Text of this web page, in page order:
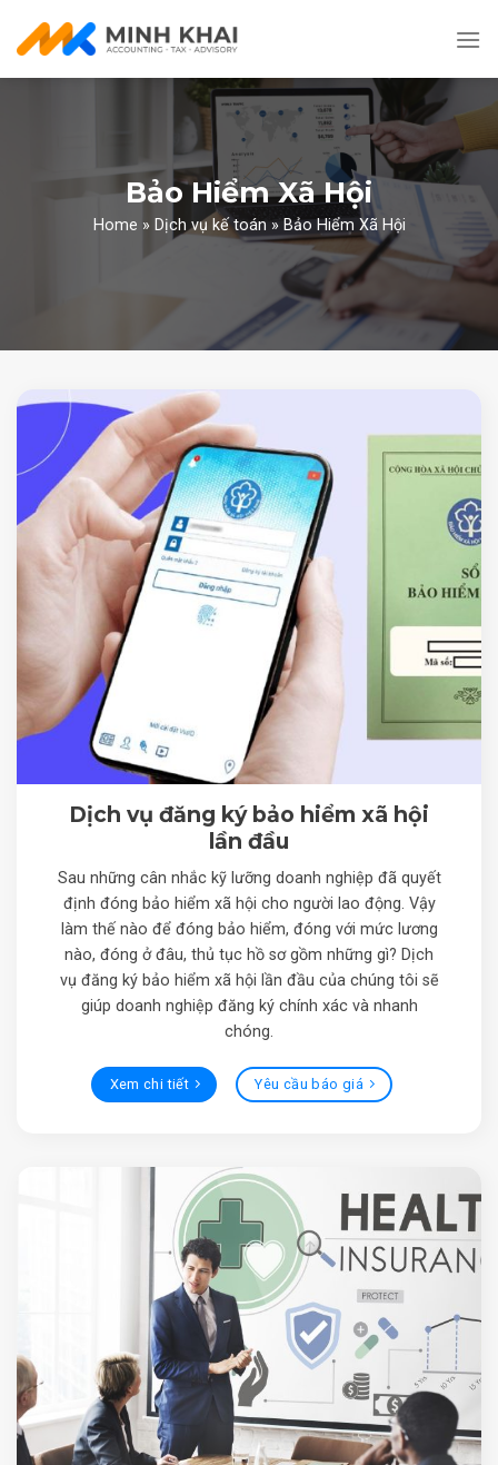
Bảo Hiểm Xã Hội
Home » Dịch vụ kế toán » Bảo Hiểm Xã Hội
Dịch vụ đăng ký bảo hiểm xã hội
lần đầu
Sau những cân nhắc kỹ lưỡng doanh nghiệp đã quyết
định đóng bảo hiểm xã hội cho người lao động. Vậy
làm thế nào để đóng bảo hiểm, đóng với mức lương
nào, đóng ở đâu, thủ tục hồ sơ gồm những gì? Dịch
vụ đăng ký bảo hiểm xã hội lần đầu của chúng tôi sẽ
giúp doanh nghiệp đăng ký chính xác và nhanh
chóng.
Xem chi tiết Yêu cầu báo giá